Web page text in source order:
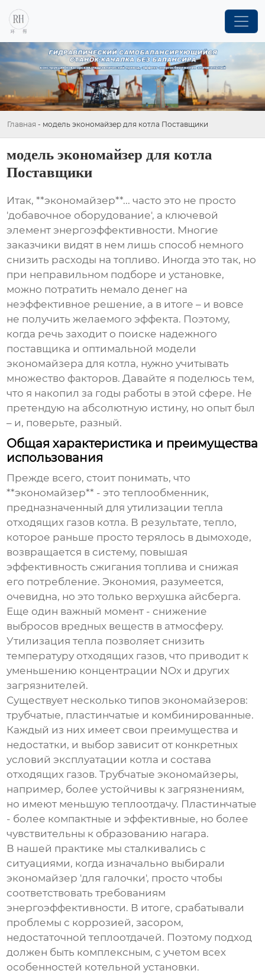
Главная - модель экономайзер для котла Поставщики
модель экономайзер для котла
Поставщики
Итак, **экономайзер**... часто это не просто
'добавочное оборудование', а ключевой
элемент энергоэффективности. Многие
заказчики видят в нем лишь способ немного
снизить расходы на топливо. Иногда это так, но
при неправильном подборе и установке,
можно потратить немало денег на
неэффективное решение, а в итоге – и вовсе
не получить желаемого эффекта. Поэтому,
когда речь заходит о поиске надежного
поставщика и оптимальной модели
экономайзера для котла, нужно учитывать
множество факторов. Давайте я поделюсь тем,
что я накопил за годы работы в этой сфере. Не
претендую на абсолютную истину, но опыт был
– и, поверьте, разный.
Общая характеристика и преимущества
использования
Прежде всего, стоит понимать, что
**экономайзер** - это теплообменник,
предназначенный для утилизации тепла
отходящих газов котла. В результате, тепло,
которое раньше просто терялось в дымоходе,
возвращается в систему, повышая
эффективность сжигания топлива и снижая
его потребление. Экономия, разумеется,
очевидна, но это только верхушка айсберга.
Еще один важный момент - снижение
выбросов вредных веществ в атмосферу.
Утилизация тепла позволяет снизить
температуру отходящих газов, что приводит к
уменьшению концентрации NOx и других
загрязнителей.
Существует несколько типов экономайзеров:
трубчатые, пластинчатые и комбинированные.
Каждый из них имеет свои преимущества и
недостатки, и выбор зависит от конкретных
условий эксплуатации котла и состава
отходящих газов. Трубчатые экономайзеры,
например, более устойчивы к загрязнениям,
но имеют меньшую теплоотдачу. Пластинчатые
- более компактные и эффективные, но более
чувствительны к образованию нагара.
В нашей практике мы сталкивались с
ситуациями, когда изначально выбирали
экономайзер 'для галочки', просто чтобы
соответствовать требованиям
энергоэффективности. В итоге, срабатывали
проблемы с коррозией, засором,
недостаточной теплоотдачей. Поэтому подход
должен быть комплексным, с учетом всех
особенностей котельной установки.